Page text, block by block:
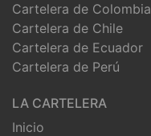
Cartelera de Colombia
Cartelera de Chile
Cartelera de Ecuador
Cartelera de Perú
LA CARTELERA
Inicio